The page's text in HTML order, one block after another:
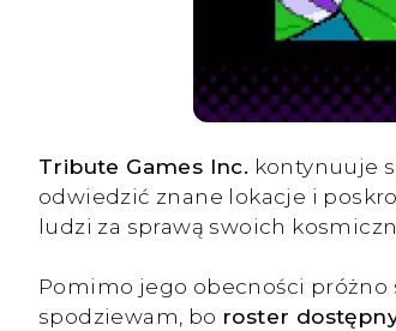
Tribute Games Inc. kontynuuje
odwiedzić znane lokacje i
ludzi za sprawą swoich
Pomimo jego obecności
spodziewam, bo roster